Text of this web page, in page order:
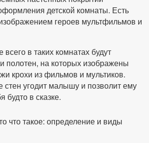
детской комнаты. Есть
героев мультфильмов и
в таких комнатах будут
полотен, на которых изображены
крохи из фильмов и мультиков.
угодит малышу и позволит ему
будто в сказке.
что такое: определение и виды